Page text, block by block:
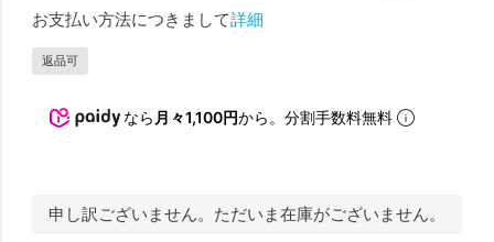
お支払い方法につきまして詳細
返品可
なら 月々1,100円から。分割手数料無料
申し訳ございません。ただいま在庫がございません。